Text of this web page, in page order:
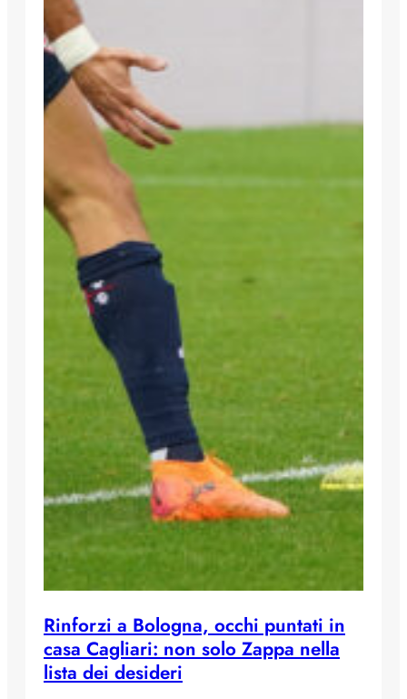
Rinforzi a Bologna, occhi puntati in
casa Cagliari: non solo Zappa nella
lista dei desideri